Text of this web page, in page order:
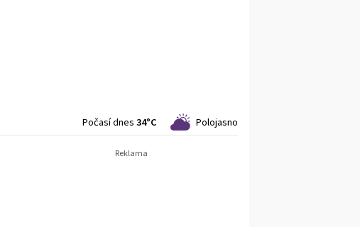
Počasí dnes 34°C Polojasno